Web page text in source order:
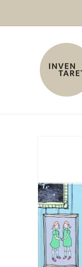
innholdet